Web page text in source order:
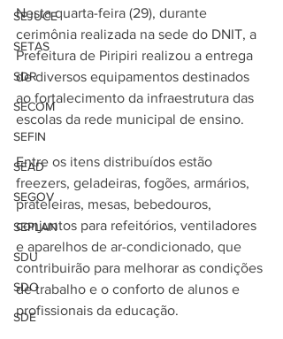
SEJUCE
SETAS
SDR
SECOM
SEFIN
SEAD
SEGOV
SEPLAN
SDU
SDO
SDE
Nesta quarta-feira (29), durante
cerimônia realizada na sede do DNIT, a
Prefeitura de Piripiri realizou a entrega
de diversos equipamentos destinados
ao fortalecimento da infraestrutura das
escolas da rede municipal de ensino.
Entre os itens distribuídos estão
freezers, geladeiras, fogões, armários,
prateleiras, mesas, bebedouros,
conjuntos para refeitórios, ventiladores
e aparelhos de ar-condicionado, que
contribuirão para melhorar as condições
de trabalho e o conforto de alunos e
profissionais da educação.